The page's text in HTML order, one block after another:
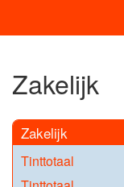
Zakelijk
Zakelijk
Tinttotaal